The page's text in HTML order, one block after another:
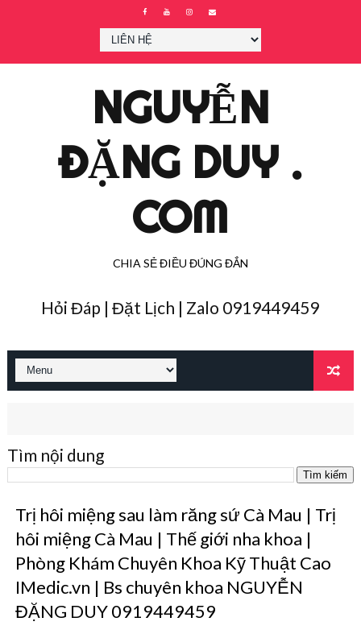
NGUYỄN
ĐẶNG DUY .
COM
CHIA SẺ ĐIỀU ĐÚNG ĐẮN
Hỏi Đáp | Đặt Lịch | Zalo 0919449459
Tìm nội dung
Trị hôi miệng sau làm răng sứ Cà Mau | Trị
hôi miệng Cà Mau | Thế giới nha khoa |
Phòng Khám Chuyên Khoa Kỹ Thuật Cao
IMedic.vn | Bs chuyên khoa NGUYỄN
ĐẶNG DUY 0919449459